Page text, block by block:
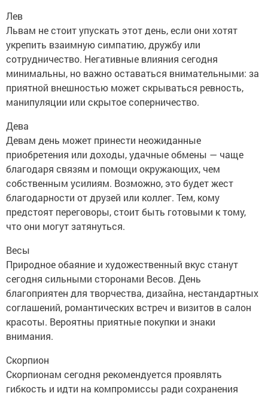
Лев
Львам не стоит упускать этот день, если они хотят
укрепить взаимную симпатию, дружбу или
сотрудничество. Негативные влияния сегодня
минимальны, но важно оставаться внимательными: за
приятной внешностью может скрываться ревность,
манипуляции или скрытое соперничество.
Дева
Девам день может принести неожиданные
приобретения или доходы, удачные обмены — чаще
благодаря связям и помощи окружающих, чем
собственным усилиям. Возможно, это будет жест
благодарности от друзей или коллег. Тем, кому
предстоят переговоры, стоит быть готовыми к тому,
что они могут затянуться.
Весы
Природное обаяние и художественный вкус станут
сегодня сильными сторонами Весов. День
благоприятен для творчества, дизайна, нестандартных
соглашений, романтических встреч и визитов в салон
красоты. Вероятны приятные покупки и знаки
внимания.
Скорпион
Скорпионам сегодня рекомендуется проявлять
гибкость и идти на компромиссы ради сохранения